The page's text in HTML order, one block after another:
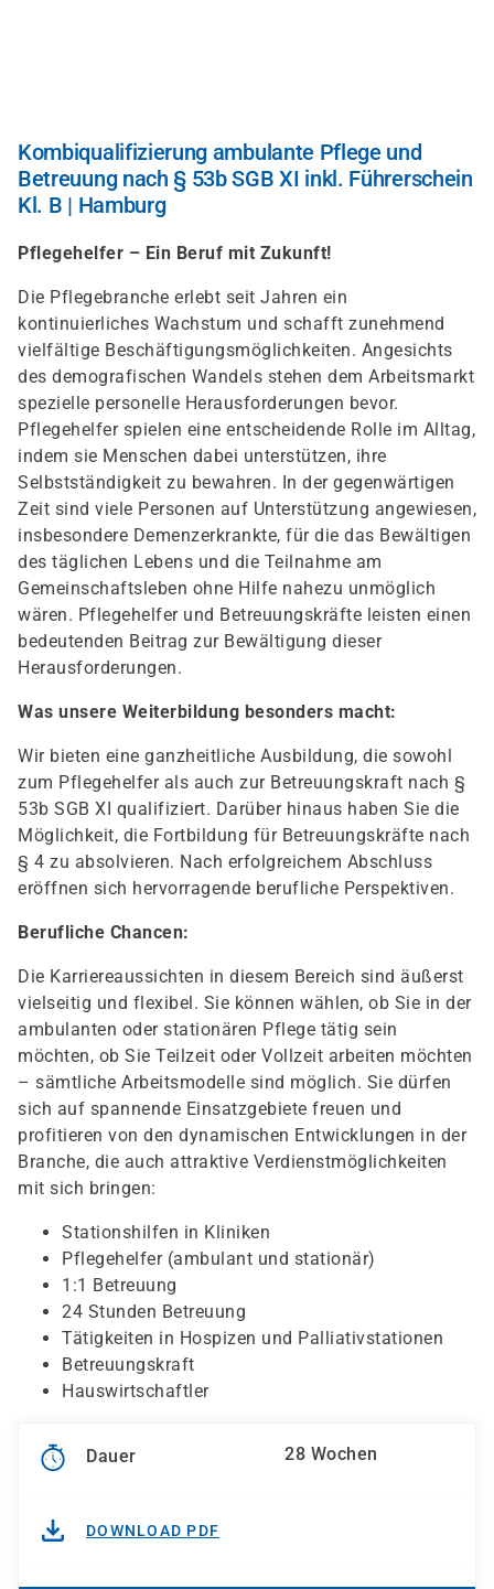
Kombiqualifizierung ambulante Pflege und
Betreuung nach § 53b SGB XI inkl. Führerschein
Kl. B | Hamburg
Pflegehelfer – Ein Beruf mit Zukunft!
Die Pflegebranche erlebt seit Jahren ein
kontinuierliches Wachstum und schafft zunehmend
vielfältige Beschäftigungsmöglichkeiten. Angesichts
des demografischen Wandels stehen dem Arbeitsmarkt
spezielle personelle Herausforderungen bevor.
Pflegehelfer spielen eine entscheidende Rolle im Alltag,
indem sie Menschen dabei unterstützen, ihre
Selbstständigkeit zu bewahren. In der gegenwärtigen
Zeit sind viele Personen auf Unterstützung angewiesen,
insbesondere Demenzerkrankte, für die das Bewältigen
des täglichen Lebens und die Teilnahme am
Gemeinschaftsleben ohne Hilfe nahezu unmöglich
wären. Pflegehelfer und Betreuungskräfte leisten einen
bedeutenden Beitrag zur Bewältigung dieser
Herausforderungen.
Was unsere Weiterbildung besonders macht:
Wir bieten eine ganzheitliche Ausbildung, die sowohl
zum Pflegehelfer als auch zur Betreuungskraft nach §
53b SGB XI qualifiziert. Darüber hinaus haben Sie die
Möglichkeit, die Fortbildung für Betreuungskräfte nach
§ 4 zu absolvieren. Nach erfolgreichem Abschluss
eröffnen sich hervorragende berufliche Perspektiven.
Berufliche Chancen:
Die Karriereaussichten in diesem Bereich sind äußerst
vielseitig und flexibel. Sie können wählen, ob Sie in der
ambulanten oder stationären Pflege tätig sein
möchten, ob Sie Teilzeit oder Vollzeit arbeiten möchten
– sämtliche Arbeitsmodelle sind möglich. Sie dürfen
sich auf spannende Einsatzgebiete freuen und
profitieren von den dynamischen Entwicklungen in der
Branche, die auch attraktive Verdienstmöglichkeiten
mit sich bringen:
Stationshilfen in Kliniken
Pflegehelfer (ambulant und stationär)
1:1 Betreuung
24 Stunden Betreuung
Tätigkeiten in Hospizen und Palliativstationen
Betreuungskraft
Hauswirtschaftler
Dauer 28 Wochen
DOWNLOAD PDF